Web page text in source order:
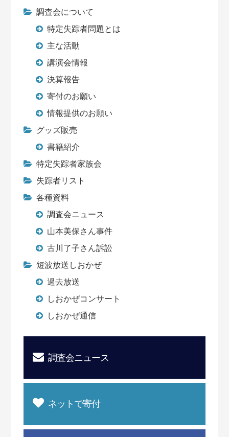
調査会について
特定失踪者問題とは
主な活動
講演会情報
決算報告
寄付のお願い
情報提供のお願い
グッズ販売
書籍紹介
特定失踪者家族会
失踪者リスト
各種資料
調査会ニュース
山本美保さん事件
古川了子さん訴訟
短波放送しおかぜ
過去放送
しおかぜコンサート
しおかぜ通信
調査会ニュース
ネットで寄付